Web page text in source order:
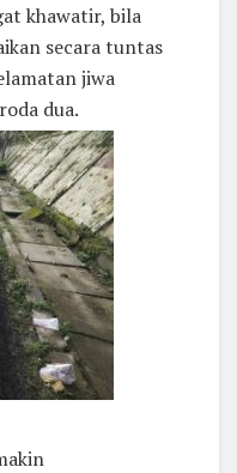
khawatir, bila
secara tuntas
jiwa
dua.